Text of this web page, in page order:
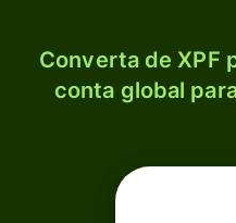
Converta de XPF
conta global